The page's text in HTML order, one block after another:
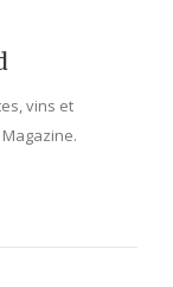
vins et